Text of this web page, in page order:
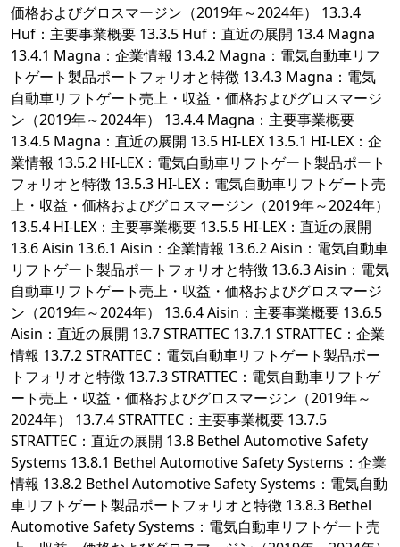
価格およびグロスマージン（2019年～2024年） 13.3.4
Huf：主要事業概要 13.3.5 Huf：直近の展開 13.4 Magna
13.4.1 Magna：企業情報 13.4.2 Magna：電気自動車リフ
トゲート製品ポートフォリオと特徴 13.4.3 Magna：電気
自動車リフトゲート売上・収益・価格およびグロスマージ
ン（2019年～2024年） 13.4.4 Magna：主要事業概要
13.4.5 Magna：直近の展開 13.5 HI-LEX 13.5.1 HI-LEX：企
業情報 13.5.2 HI-LEX：電気自動車リフトゲート製品ポート
フォリオと特徴 13.5.3 HI-LEX：電気自動車リフトゲート売
上・収益・価格およびグロスマージン（2019年～2024年）
13.5.4 HI-LEX：主要事業概要 13.5.5 HI-LEX：直近の展開
13.6 Aisin 13.6.1 Aisin：企業情報 13.6.2 Aisin：電気自動車
リフトゲート製品ポートフォリオと特徴 13.6.3 Aisin：電気
自動車リフトゲート売上・収益・価格およびグロスマージ
ン（2019年～2024年） 13.6.4 Aisin：主要事業概要 13.6.5
Aisin：直近の展開 13.7 STRATTEC 13.7.1 STRATTEC：企業
情報 13.7.2 STRATTEC：電気自動車リフトゲート製品ポー
トフォリオと特徴 13.7.3 STRATTEC：電気自動車リフトゲ
ート売上・収益・価格およびグロスマージン（2019年～
2024年） 13.7.4 STRATTEC：主要事業概要 13.7.5
STRATTEC：直近の展開 13.8 Bethel Automotive Safety
Systems 13.8.1 Bethel Automotive Safety Systems：企業
情報 13.8.2 Bethel Automotive Safety Systems：電気自動
車リフトゲート製品ポートフォリオと特徴 13.8.3 Bethel
Automotive Safety Systems：電気自動車リフトゲート売